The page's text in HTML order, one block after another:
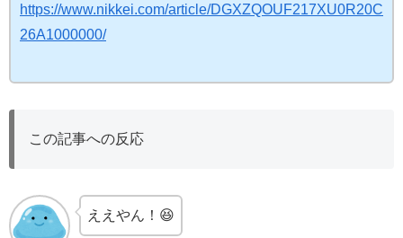
https://www.nikkei.com/article/DGXZQOUF217XU0R20C
26A1000000/
この記事への反応
ええやん！😆